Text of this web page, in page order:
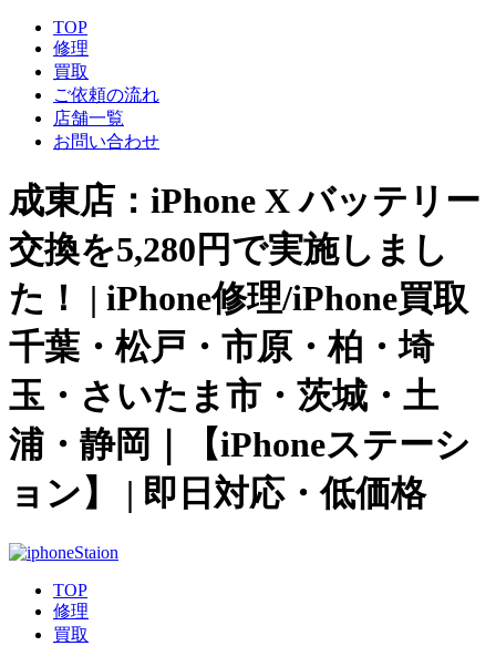
TOP
修理
買取
ご依頼の流れ
店舗一覧
お問い合わせ
成東店：iPhone X バッテリー
交換を5,280円で実施しまし
た！ | iPhone修理/iPhone買取
千葉・松戸・市原・柏・埼
玉・さいたま市・茨城・土
浦・静岡｜【iPhoneステーシ
ョン】 | 即日対応・低価格
TOP
修理
買取